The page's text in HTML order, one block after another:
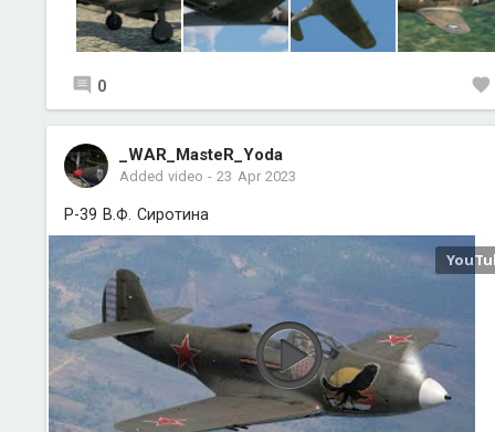
0
_WAR_MasteR_Yoda
Added video -23 Apr 2023
P-39 В.Ф. Сиротина